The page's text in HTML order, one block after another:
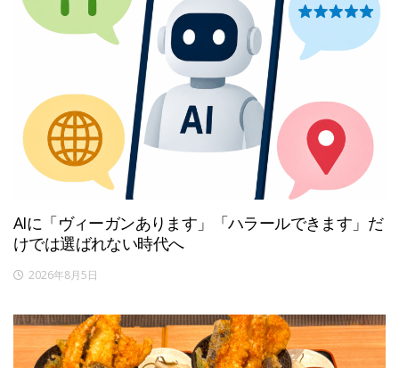
AIに「ヴィーガンあります」「ハラールできます」だ
けでは選ばれない時代へ
2026年8月5日